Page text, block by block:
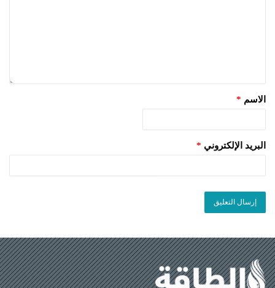
الاسم *
البريد الإلكتروني *